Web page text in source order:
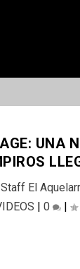
UNA
Staff El
| 0 |